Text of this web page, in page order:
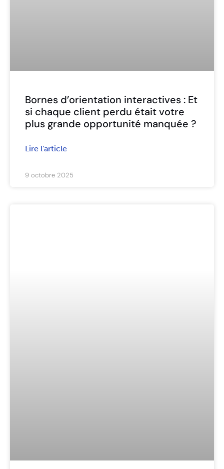
Bornes d’orientation interactives : Et
si chaque client perdu était votre
plus grande opportunité manquée ?
Lire l'article
9 octobre 2025